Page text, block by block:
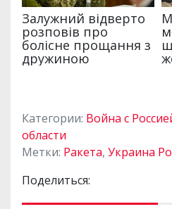
Категории: Война с
области
Метки: Ракета, Украина
Поделиться: